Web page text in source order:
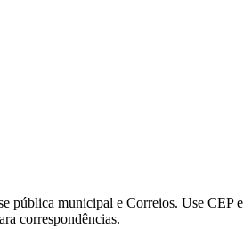
pública municipal e Correios. Use CEP e
correspondências.